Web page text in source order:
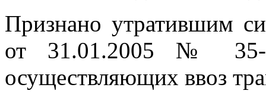
Признано утратившим
от 31.01.2005 № 35-
осуществляющих ввоз